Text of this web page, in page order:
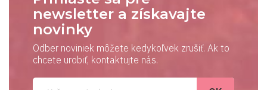
newsletter a získavajte
novinky
Odber noviniek môžete kedykoľvek zrušiť. Ak to
chcete urobiť, kontaktujte nás.